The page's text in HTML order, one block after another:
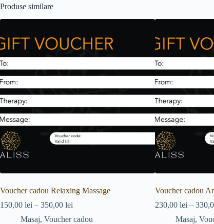
Produse similare
Voucher cadou Relaxing Massage
150,00 lei – 350,00 lei
Masaj, Voucher cadou
Voucher cadou
230,00lei –
Masaj,